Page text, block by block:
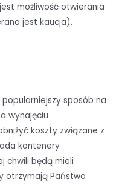
możliwość otwierania
jest kaucja).
sposób na
wynajęciu
koszty związane z
kontenery
chwili będą mieli
otrzymają Państwo